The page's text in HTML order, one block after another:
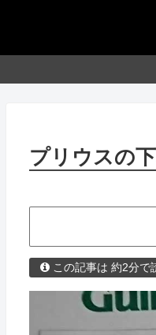
プリウスの
この記事は 約2分で